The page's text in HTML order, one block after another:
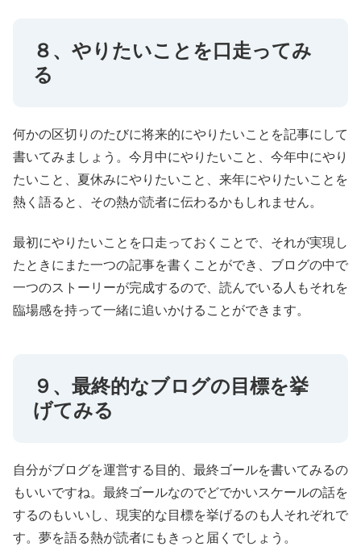
８、やりたいことを口走ってみ
る
何かの区切りのたびに将来的にやりたいことを記事にして
書いてみましょう。今月中にやりたいこと、今年中にやり
たいこと、夏休みにやりたいこと、来年にやりたいことを
熱く語ると、その熱が読者に伝わるかもしれません。
最初にやりたいことを口走っておくことで、それが実現し
たときにまた一つの記事を書くことができ、ブログの中で
一つのストーリーが完成するので、読んでいる人もそれを
臨場感を持って一緒に追いかけることができます。
９、最終的なブログの目標を挙
げてみる
自分がブログを運営する目的、最終ゴールを書いてみるの
もいいですね。最終ゴールなのでどでかいスケールの話を
するのもいいし、現実的な目標を挙げるのも人それぞれで
す。夢を語る熱が読者にもきっと届くでしょう。